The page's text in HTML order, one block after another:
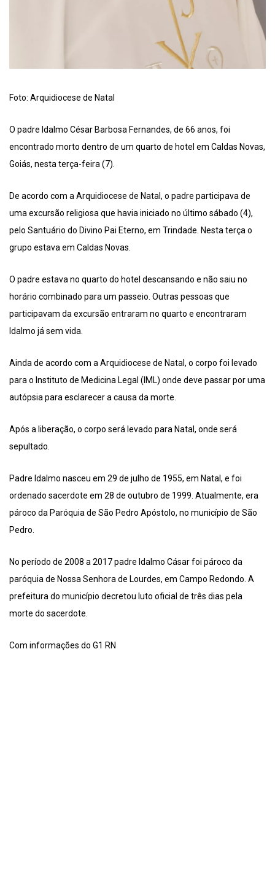
Foto: Arquidiocese de Natal
O padre Idalmo César Barbosa Fernandes, de 66 anos, foi
encontrado morto dentro de um quarto de hotel em Caldas Novas,
Goiás, nesta terça-feira (7).
De acordo com a Arquidiocese de Natal, o padre participava de
uma excursão religiosa que havia iniciado no último sábado (4),
pelo Santuário do Divino Pai Eterno, em Trindade. Nesta terça o
grupo estava em Caldas Novas.
O padre estava no quarto do hotel descansando e não saiu no
horário combinado para um passeio. Outras pessoas que
participavam da excursão entraram no quarto e encontraram
Idalmo já sem vida.
Ainda de acordo com a Arquidiocese de Natal, o corpo foi levado
para o Instituto de Medicina Legal (IML) onde deve passar por uma
autópsia para esclarecer a causa da morte.
Após a liberação, o corpo será levado para Natal, onde será
sepultado.
Padre Idalmo nasceu em 29 de julho de 1955, em Natal, e foi
ordenado sacerdote em 28 de outubro de 1999. Atualmente, era
pároco da Paróquia de São Pedro Apóstolo, no município de São
Pedro.
No período de 2008 a 2017 padre Idalmo Cásar foi pároco da
paróquia de Nossa Senhora de Lourdes, em Campo Redondo. A
prefeitura do município decretou luto oficial de três dias pela
morte do sacerdote.
Com informações do G1 RN